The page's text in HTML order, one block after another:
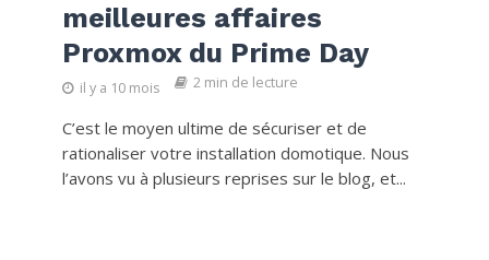
meilleures affaires
Proxmox du Prime Day
il y a 10 mois 2 min de lecture
C’est le moyen ultime de sécuriser et de
rationaliser votre installation domotique. Nous
l’avons vu à plusieurs reprises sur le blog, et...